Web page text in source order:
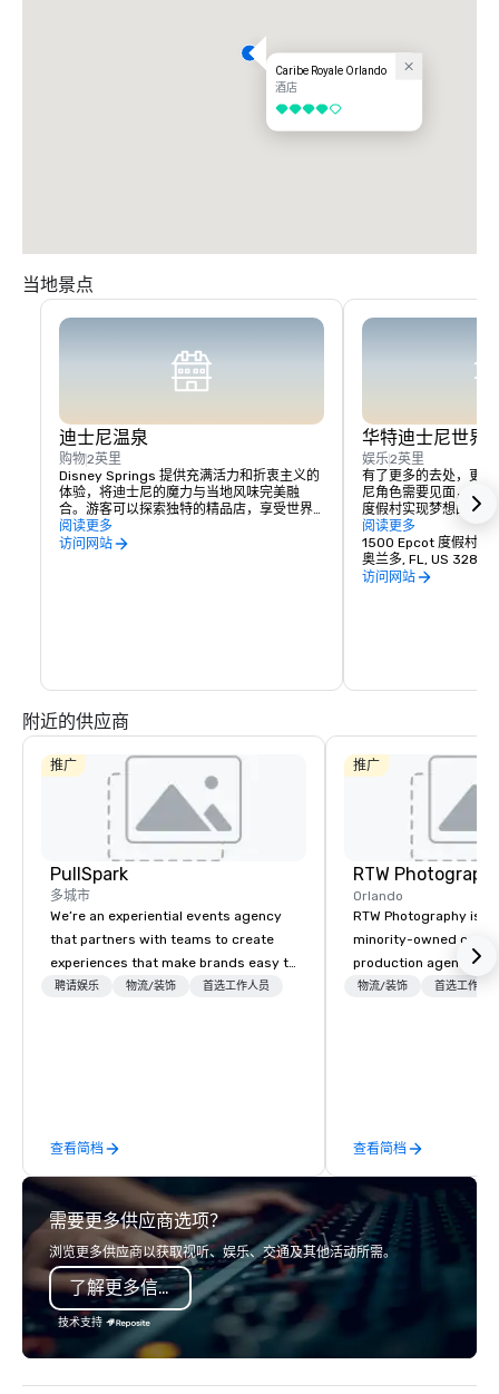
I-95 迈阿密：沿 95 号州际公路向北行驶至佛罗里达收费公路。从 #249 号
出口驶向奥西奥拉公园大道。在红绿灯处左转，然后在奥西奥拉公园大道上向
535（阿波普卡/瓦恩兰路）。前往第三盏灯右转（世界中心大道/536）。我
Caribe Royale Orlando
酒店
4/5
当地景点
迪士尼温泉
购物2英里
Disney Springs 提供充满活力和折衷主义的
体验，将迪士尼的魔力与当地风味完美融
合。游客可以探索独特的精品店，享受世界
一流的餐饮选择，从美食到休闲舒适的食
物，应有尽有。Disney Springs 全年提供现
阅读更多
访问网站
华特迪士尼世界
娱乐2英里
有了更多的去处，更
尼角色需要见面，现
度假村实现梦想的最
的度假体验，这里有
园，每个主题公园都
探索无边界的娱乐和
阅读更多
1500 Epcot 度假村大
奥兰多, FL, US 32830
访问网站
附近的供应商
推广
PullSpark
多城市
We’re an experiential events agency
that partners with teams to create
experiences that make brands easy to
love and hard to forget. Most
聘请娱乐 物流/装饰 首选工作人员
查看简档
推广
RTW
Orlando
RTW Photography is
minority-owned
production agency
Orlando, with teams
lounges, photo
and our signature
activation. Planners
fast, reliable
same-day gallery
agenda demands it),
channels. From
to executive
物流/装饰 首选工作人
查看简档
需要更多供应商选项？
浏览更多供应商以获取视听、娱乐、交通及其他活动所需。
了解更多信息
技术支持